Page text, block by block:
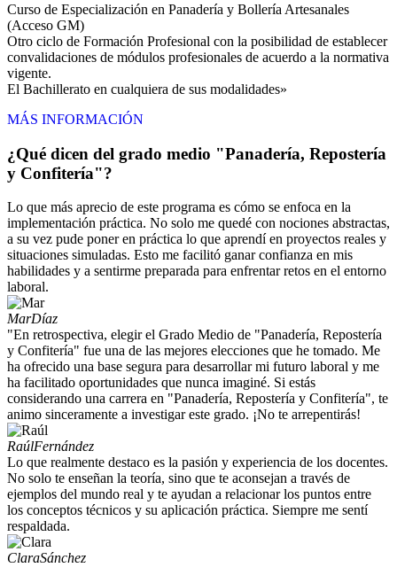
Curso de Especialización en Panadería y Bollería Artesanales
(Acceso GM)
Otro ciclo de Formación Profesional con la posibilidad de establecer
convalidaciones de módulos profesionales de acuerdo a la normativa
vigente.
El Bachillerato en cualquiera de sus modalidades»
MÁS INFORMACIÓN
¿Qué dicen del grado medio "Panadería, Repostería
y Confitería"?
Lo que más aprecio de este programa es cómo se enfoca en la
implementación práctica. No solo me quedé con nociones abstractas,
a su vez pude poner en práctica lo que aprendí en proyectos reales y
situaciones simuladas. Esto me facilitó ganar confianza en mis
habilidades y a sentirme preparada para enfrentar retos en el entorno
laboral.
MarDíaz
"En retrospectiva, elegir el Grado Medio de "Panadería, Repostería
y Confitería" fue una de las mejores elecciones que he tomado. Me
ha ofrecido una base segura para desarrollar mi futuro laboral y me
ha facilitado oportunidades que nunca imaginé. Si estás
considerando una carrera en "Panadería, Repostería y Confitería", te
animo sinceramente a investigar este grado. ¡No te arrepentirás!
RaúlFernández
Lo que realmente destaco es la pasión y experiencia de los docentes.
No solo te enseñan la teoría, sino que te aconsejan a través de
ejemplos del mundo real y te ayudan a relacionar los puntos entre
los conceptos técnicos y su aplicación práctica. Siempre me sentí
respaldada.
ClaraSánchez